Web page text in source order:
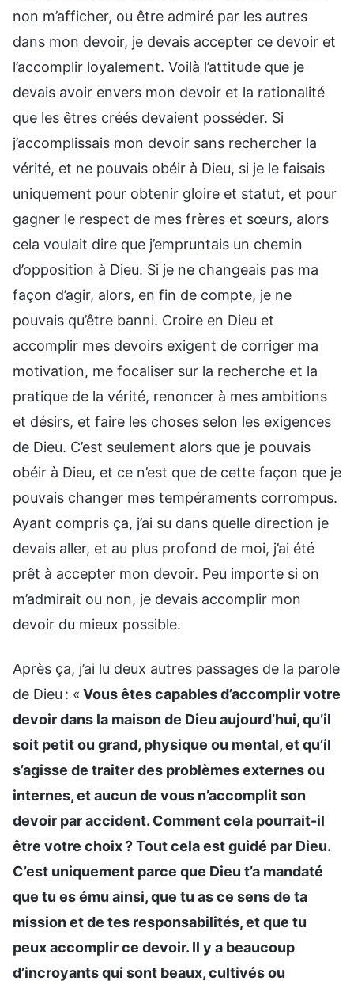
non m’afficher, ou être admiré par les autres
dans mon devoir, je devais accepter ce devoir et
l’accomplir loyalement. Voilà l’attitude que je
devais avoir envers mon devoir et la rationalité
que les êtres créés devaient posséder. Si
j’accomplissais mon devoir sans rechercher la
vérité, et ne pouvais obéir à Dieu, si je le faisais
uniquement pour obtenir gloire et statut, et pour
gagner le respect de mes frères et sœurs, alors
cela voulait dire que j’empruntais un chemin
d’opposition à Dieu. Si je ne changeais pas ma
façon d’agir, alors, en fin de compte, je ne
pouvais qu’être banni. Croire en Dieu et
accomplir mes devoirs exigent de corriger ma
motivation, me focaliser sur la recherche et la
pratique de la vérité, renoncer à mes ambitions
et désirs, et faire les choses selon les exigences
de Dieu. C’est seulement alors que je pouvais
obéir à Dieu, et ce n’est que de cette façon que je
pouvais changer mes tempéraments corrompus.
Ayant compris ça, j’ai su dans quelle direction je
devais aller, et au plus profond de moi, j’ai été
prêt à accepter mon devoir. Peu importe si on
m’admirait ou non, je devais accomplir mon
devoir du mieux possible.
Après ça, j’ai lu deux autres passages de la parole
de Dieu : «Vous êtes capables d’accomplir votre
devoir dans la maison de Dieu aujourd’hui, qu’il
soit petit ou grand, physique ou mental, et qu’il
s’agisse de traiter des problèmes externes ou
internes, et aucun de vous n’accomplit son
devoir par accident. Comment cela pourrait-il
être votre choix ? Tout cela est guidé par Dieu.
C’est uniquement parce que Dieu t’a mandaté
que tu es ému ainsi, que tu as ce sens de ta
mission et de tes responsabilités, et que tu
peux accomplir ce devoir. Il y a beaucoup
d’incroyants qui sont beaux, cultivés ou